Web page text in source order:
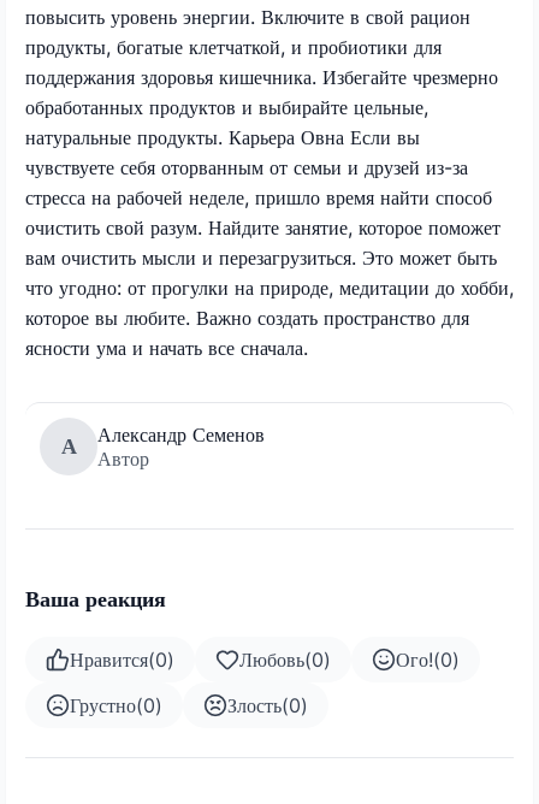
повысить уровень энергии. Включите в свой рацион
продукты, богатые клетчаткой, и пробиотики для
поддержания здоровья кишечника. Избегайте чрезмерно
обработанных продуктов и выбирайте цельные,
натуральные продукты. Карьера Овна Если вы
чувствуете себя оторванным от семьи и друзей из-за
стресса на рабочей неделе, пришло время найти способ
очистить свой разум. Найдите занятие, которое поможет
вам очистить мысли и перезагрузиться. Это может быть
что угодно: от прогулки на природе, медитации до хобби,
которое вы любите. Важно создать пространство для
ясности ума и начать все сначала.
А
Александр Семенов
Автор
Ваша реакция
Нравится(0) Любовь(0) Ого!(0)
Грустно(0) Злость(0)